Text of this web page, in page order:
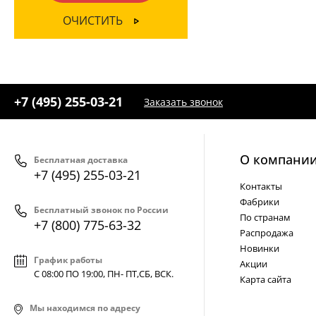
ОЧИСТИТЬ
+7 (495) 255-03-21 Заказать звонок
Бесплатная доставка
+7 (495) 255-03-21
Бесплатный звонок по России
+7 (800) 775-63-32
График работы
С 08:00 ПО 19:00, ПН- ПТ,СБ, ВСК.
Мы находимся по адресу
О
Контакты
Фабрики
По странам
Распродажа
Новинки
Акции
Карта сайта